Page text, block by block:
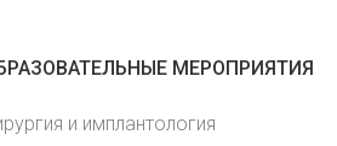
МЕРОПРИЯТИЯ
и имплантология